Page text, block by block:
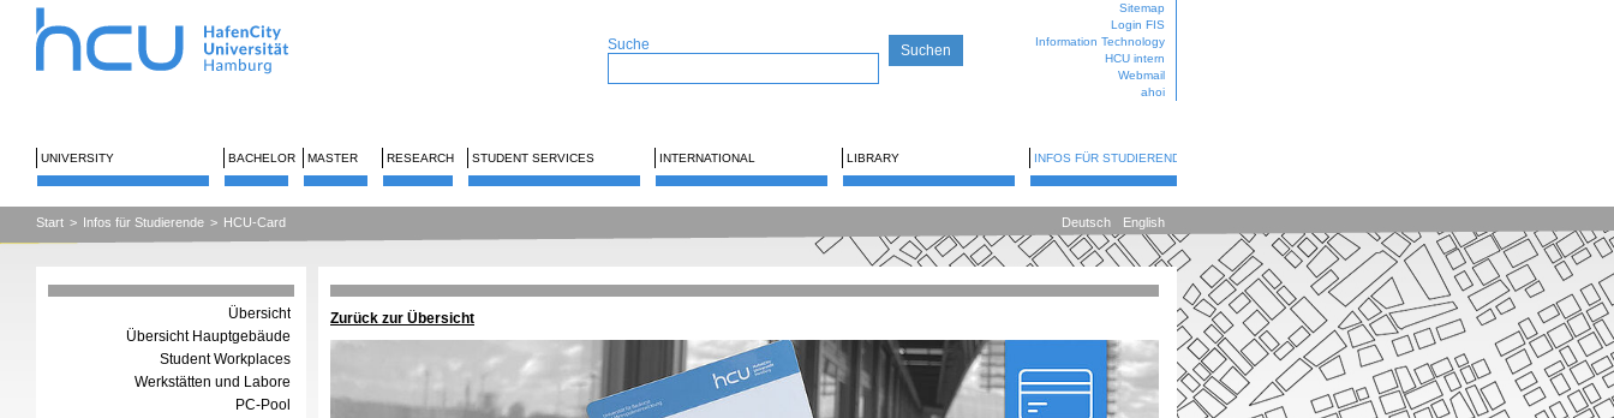
Suche
Sitemap
Login FIS
Information Technology
HCU intern
Webmail
ahoi
UNIVERSITY BACHELOR MASTER RESEARCH STUDENT SERVICES INTERNATIONAL LIBRARY INFOS FÜR STUDIERENDE
Start > Infos für Studierende > HCU-Card Deutsch English
Übersicht
Übersicht Hauptgebäude
Student Workplaces
Werkstätten und Labore
PC-Pool
Zurück zur Übersicht